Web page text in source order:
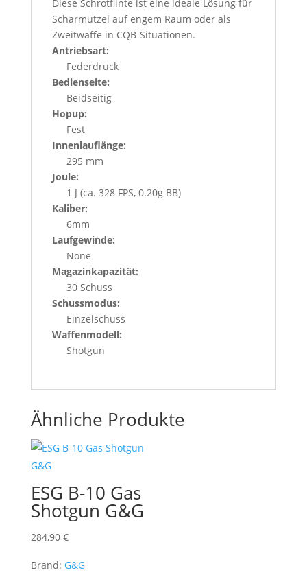
Diese Schrotflinte ist eine ideale Lösung für
Scharmützel auf engem Raum oder als
Zweitwaffe in CQB-Situationen.
Antriebsart:
Federdruck
Bedienseite:
Beidseitig
Hopup:
Fest
Innenlauflänge:
295 mm
Joule:
1 J (ca. 328 FPS, 0.20g BB)
Kaliber:
6mm
Laufgewinde:
None
Magazinkapazität:
30 Schuss
Schussmodus:
Einzelschuss
Waffenmodell:
Shotgun
Ähnliche Produkte
ESG B-10 Gas
Shotgun G&G
284,90 €
Brand: G&G